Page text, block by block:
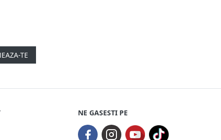
TE
NE GASESTI PE